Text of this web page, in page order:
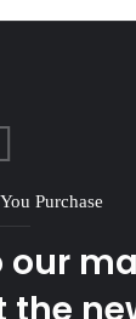
Purchase
our